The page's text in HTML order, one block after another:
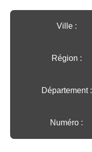
Ville :️
Région :️
Département :
Numéro :